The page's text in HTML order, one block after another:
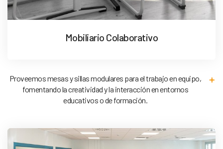
Mobiliario Colaborativo
Proveemos mesas y sillas modulares para el trabajo en equipo,
fomentando la creatividad y la interacción en entornos
educativos o de formación.